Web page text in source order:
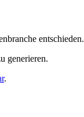
entschieden.
generieren.
.